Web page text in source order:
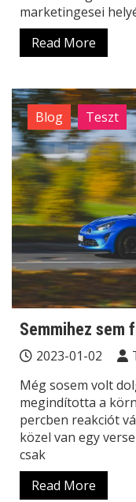
marketingesei
Read More
Blog Teszt
Semmihez sem
2023-01-02
Még sosem volt
megindította a
percben reakciót
közel van egy
csak
Read More